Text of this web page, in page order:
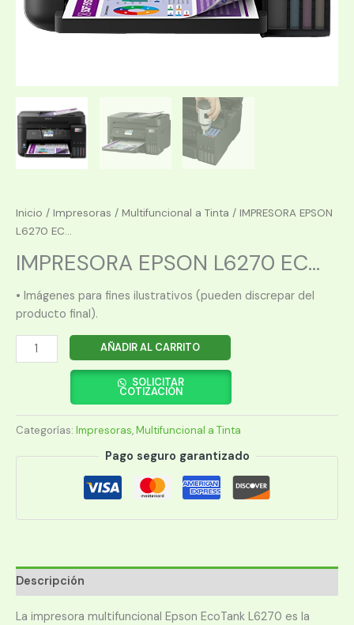
Inicio / Impresoras / Multifuncional a Tinta / IMPRESORA EPSON
L6270 EC...
IMPRESORA EPSON L6270 EC...
• Imágenes para fines ilustrativos (pueden discrepar del
producto final).
IMPRESORA
EPSON
TANK
IMP/COP/SCA/USB/ADF/WIFI/RED/BIVOLT
AÑADIR AL CARRITO
SOLICITAR
COTIZACIÓN
Categorías: Impresoras,Multifuncional a Tinta
Pago seguro garantizado
Descripción
La impresora multifuncional Epson EcoTank L6270 es la